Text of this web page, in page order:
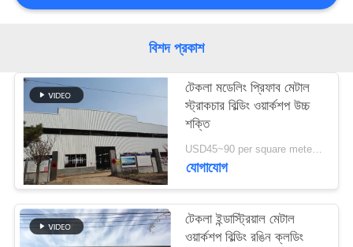
যোগাযোগ
মামলা
সাইট
ম্যাপ
বিশদ প্রকাশ
টেকলা মডেলিং প্রিফাব মেটাল
স্ট্রাকচার বিল্ডিং ওয়ার্কশপ উচ্চ
শক্তি
USD45~90 per square meter MOQ:1000 বর্গ মিটার
যোগাযোগ
টেকলা ইন্ডাস্ট্রিয়াল মেটাল
ওয়ার্কশপ বিল্ডিং রঙিন ক্লডিং